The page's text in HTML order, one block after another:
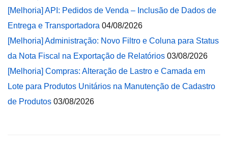
[Melhoria] API: Pedidos de Venda – Inclusão de Dados de
Entrega e Transportadora 04/08/2026
[Melhoria] Administração: Novo Filtro e Coluna para Status
da Nota Fiscal na Exportação de Relatórios 03/08/2026
[Melhoria] Compras: Alteração de Lastro e Camada em
Lote para Produtos Unitários na Manutenção de Cadastro
de Produtos 03/08/2026